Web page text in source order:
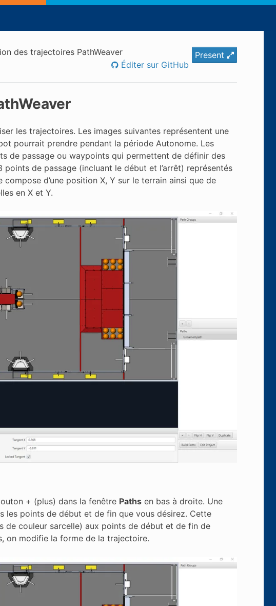
des trajectoires PathWeaver
Present
Éditer sur GitHub
les trajectoires. Les images suivantes représentent une
pourrait prendre pendant la période Autonome. Les
de passage ou waypoints qui permettent de définir des
de passage (incluant le début et l’arrêt) représentés
d’une position X, Y sur le terrain ainsi que de
en X et Y.
+ (plus) dans la fenêtre Pathsen bas à droite. Une
les points de début et de fin que vous désirez. Cette
couleur sarcelle) aux points de début et de fin de
on modifie la forme de la trajectoire.